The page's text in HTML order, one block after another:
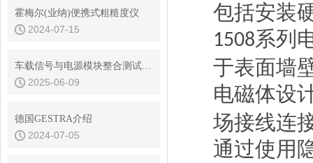
霍梅尔(业纳)便携式粗糙度仪
2024-07-15
车载信号与电源模块整合测试系统
2025-06-09
德国GESTRA介绍
2024-07-05
包括安装
1508系列
于表面墙
电磁体设
场接线连
通过使用